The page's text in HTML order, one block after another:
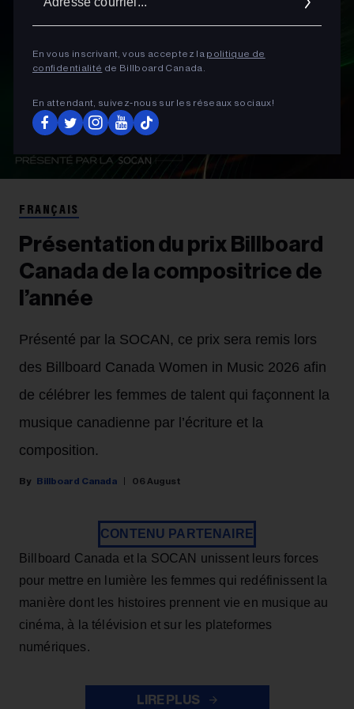
En vous inscrivant, vous acceptez la politique de
confidentialité de Billboard Canada.
En attendant, suivez‑nous sur les réseaux sociaux!
FRANÇAIS
Présentation du prix Billboard
Canada de la compositrice de
l’année
Présenté par la SOCAN, ce prix sera remis lors
des Billboard Canada Women in Music 2026 afin
de célébrer les femmes de talent qui façonnent la
musique canadienne par l’écriture et la
composition.
Billboard Canada 06 August
CONTENU PARTENAIRE
Billboard Canada et la SOCAN unissent leurs forces
pour mettre en lumière les femmes qui redéfinissent la
manière dont les histoires prennent vie en musique au
cinéma, à la télévision et sur les plateformes
numériques.
LIRE PLUS